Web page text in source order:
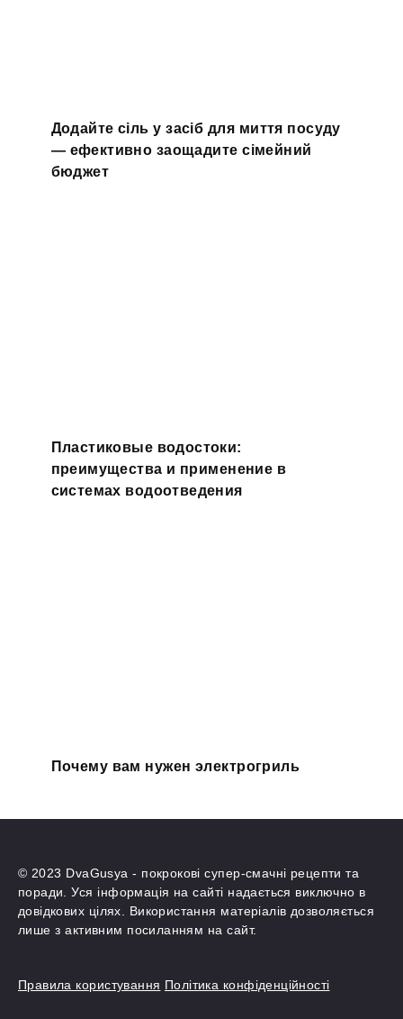
Додайте сіль у засіб для миття посуду
— ефективно заощадите сімейний
бюджет
Пластиковые водостоки:
преимущества и применение в
системах водоотведения
Почему вам нужен электрогриль
© 2023 DvaGusya - покрокові супер-смачні рецепти та
поради. Уся інформація на сайті надається виключно в
довідкових цілях. Використання матеріалів дозволяється
лише з активним посиланням на сайт.
Правила користування Політика конфіденційності